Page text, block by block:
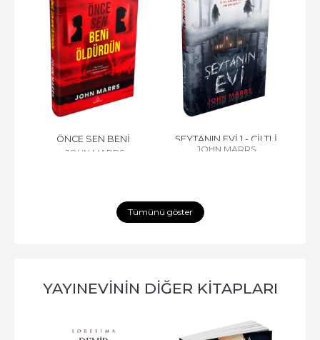
ÖNCE SEN BENİ
JOHN MARRS
ŞEYTANIN EVİ 1 - CİLTLİ
JOHN MARRS
Tümünü göster
YAYINEVININ DIĞER KITAPLARI